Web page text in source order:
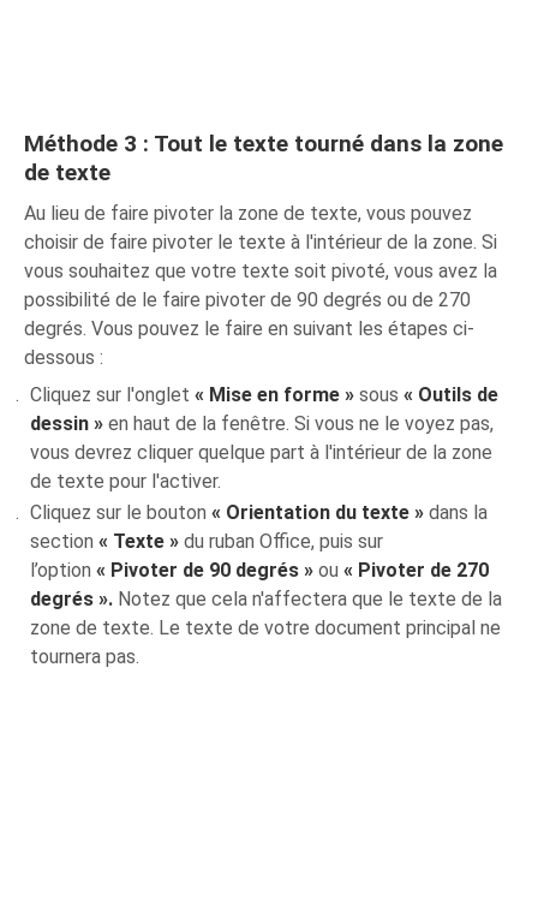
Méthode 3 : Tout le texte tourné dans la zone
de texte
Au lieu de faire pivoter la zone de texte, vous pouvez
choisir de faire pivoter le texte à l'intérieur de la zone. Si
vous souhaitez que votre texte soit pivoté, vous avez la
possibilité de le faire pivoter de 90 degrés ou de 270
degrés. Vous pouvez le faire en suivant les étapes ci-
dessous :
Cliquez sur l'onglet« Mise en forme »sous« Outils de
dessin » en haut de la fenêtre. Si vous ne le voyez pas,
vous devrez cliquer quelque part à l'intérieur de la zone
de texte pour l'activer.
Cliquez sur le bouton« Orientation du texte » dans la
section« Texte » du ruban Office, puis sur
l’option« Pivoter de 90 degrés » ou« Pivoter de 270
degrés ». Notez que cela n'affectera que le texte de la
zone de texte. Le texte de votre document principal ne
tournera pas.